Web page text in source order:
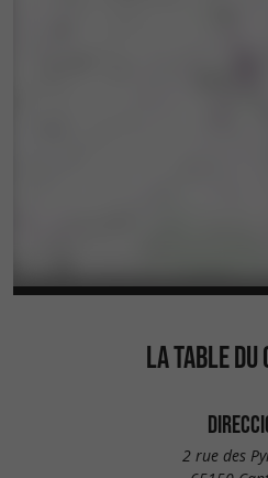
LA TABLE DU
2 rue des